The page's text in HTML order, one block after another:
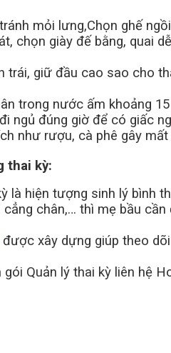
mỏi lưng,Chọn ghế
chọn giày đế bằng, quai
trái, giữ đầu cao sao cho
trong nước ấm khoảng
ngủ đúng giờ để có giấc
như rượu, cà phê gây mất
thai kỳ:
là hiện tượng sinh lý bình
cẳng chân,… thì mẹ bầu
được xây dựng giúp theo
Quản lý thai kỳ liên hệ